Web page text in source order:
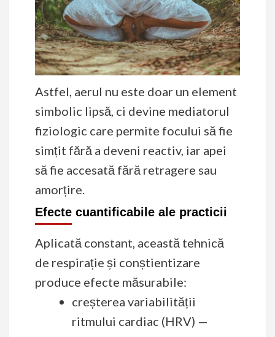
Astfel, aerul nu este doar un element
simbolic lipsă, ci devine mediatorul
fiziologic care permite focului să fie
simțit fără a deveni reactiv, iar apei
să fie accesată fără retragere sau
amorțire.
Efecte cuantificabile ale practicii
Aplicată constant, această tehnică
de respirație și conștientizare
produce efecte măsurabile:
creșterea variabilității
ritmului cardiac (HRV) —